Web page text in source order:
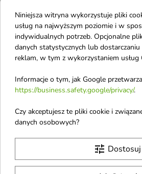
favorite_border
Tołpa Age Vitality 4
Ceramidy
przeciwzmarszczkowy
Krem do twarzy
Niniejsza witryna wykorzystuje pliki
usług na najwyższym poziomie i w
indywidualnych potrzeb. Opcjonalne
danych statystycznych lub
reklam, w tym z wykorzystaniem usług
Informacje o tym, jak Google
https://business.safety.google/privacy/.
Czy akceptujesz te pliki cookie i
danych osobowych?
tune Dostosuj